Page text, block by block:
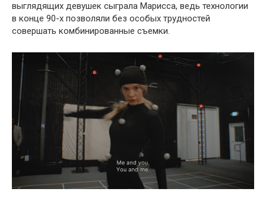
выглядящих девушек сыграла Марисса, ведь технологии
в конце 90-х позволяли без особых трудностей
совершать комбинированные съемки.